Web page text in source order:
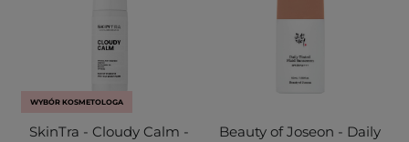
WYBÓR KOSMETOLOGA
SkinTra - Cloudy Calm -
Beauty of Joseon - Daily